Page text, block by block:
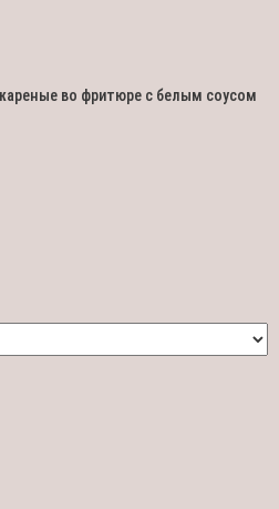
во фритюре с белым соусом